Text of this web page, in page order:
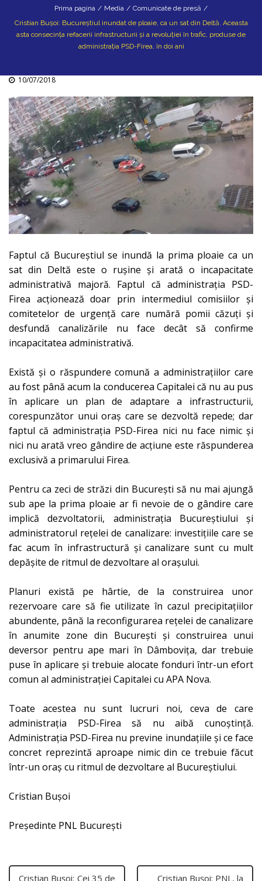
Prima pagina / Media / Comunicate de presă /
Cristian Bușoi: Bucureștiul inundat de ploaie, ca un sat din Deltă. Aceasta
asta consecința refacerii infrastructurii și a revoluției în trafic, produse de
administrația PSD-Firea, în doi ani
10/07/2018
Faptul că Bucureștiul se inundă la prima ploaie ca un
sat din Deltă este o rușine și arată o incapacitate
administrativă majoră. Faptul că administrația PSD-
Firea acționează doar prin intermediul comisiilor și
comitetelor de urgență care numără pomii căzuți și
desfundă canalizările nu face decât să confirme
incapacitatea administrativă.
Există și o răspundere comună a administrațiilor care
au fost până acum la conducerea Capitalei că nu au pus
în aplicare un plan de adaptare a infrastructurii,
corespunzător unui oraș care se dezvoltă repede; dar
faptul că administrația PSD-Firea nici nu face nimic și
nici nu arată vreo gândire de acțiune este răspunderea
exclusivă a primarului Firea.
Pentru ca zeci de străzi din București să nu mai ajungă
sub ape la prima ploaie ar fi nevoie de o gândire care
implică dezvoltatorii, administrația Bucureștiului și
administratorul rețelei de canalizare: investițiile care se
fac acum în infrastructură și canalizare sunt cu mult
depășite de ritmul de dezvoltare al orașului.
Planuri există pe hârtie, de la construirea unor
rezervoare care să fie utilizate în cazul precipitațiilor
abundente, până la reconfigurarea rețelei de canalizare
în anumite zone din București și construirea unui
deversor pentru ape mari în Dâmbovița, dar trebuie
puse în aplicare și trebuie alocate fonduri într-un efort
comun al administrației Capitalei cu APA Nova.
Toate acestea nu sunt lucruri noi, ceva de care
administrația PSD-Firea să nu aibă cunoștință.
Administrația PSD-Firea nu previne inundațiile și ce face
concret reprezintă aproape nimic din ce trebuie făcut
într-un oraș cu ritmul de dezvoltare al Bucureștiului.
Cristian Bușoi
Președinte PNL București
Cristian Bușoi: Cei 35 de Cristian Bușoi: PNL, la